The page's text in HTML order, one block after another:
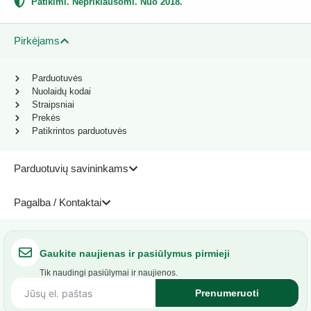
Pirkėjams
Parduotuvių savininkams
Pagalba / Kontaktai
Parduotuvės
Nuolaidų kodai
Straipsniai
Prekės
Patikrintos parduotuvės
Gaukite naujienas ir pasiūlymus pirmieji
Tik naudingi pasiūlymai ir naujienos.
Prenumeruoti